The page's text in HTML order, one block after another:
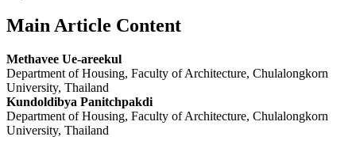
Main Article Content
Methavee Ue-areekul
Department of Housing, Faculty of Architecture, Chulalongkorn
University, Thailand
Kundoldibya Panitchpakdi
Department of Housing, Faculty of Architecture, Chulalongkorn
University, Thailand